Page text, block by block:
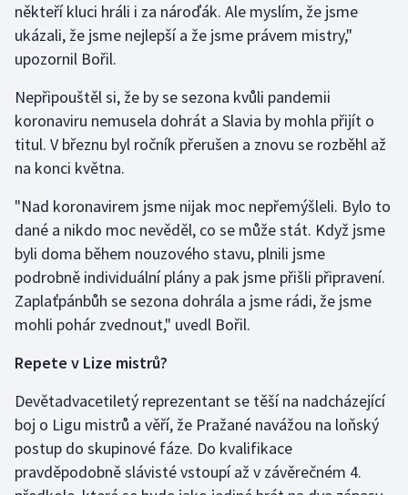
Moderní pětiboj
Olympijské hry
Parasport
Plavání
Plážový volejbal
Ragby
Rychlobruslení
Rychlostní kanoistika
Short track
Sportovní střelba
někteří kluci hráli i za nároďák. Ale myslím, že jsme
ukázali, že jsme nejlepší a že jsme právem mistry,"
upozornil Bořil.
Nepřipouštěl si, že by se sezona kvůli pandemii
koronaviru nemusela dohrát a Slavia by mohla přijít o
titul. V březnu byl ročník přerušen a znovu se rozběhl až
na konci května.
"Nad koronavirem jsme nijak moc nepřemýšleli. Bylo to
dané a nikdo moc nevěděl, co se může stát. Když jsme
byli doma během nouzového stavu, plnili jsme
podrobně individuální plány a pak jsme přišli připravení.
Zaplaťpánbůh se sezona dohrála a jsme rádi, že jsme
mohli pohár zvednout," uvedl Bořil.
Repete v Lize mistrů?
Devětadvacetiletý reprezentant se těší na nadcházející
boj o Ligu mistrů a věří, že Pražané navážou na loňský
postup do skupinové fáze. Do kvalifikace
pravděpodobně slávisté vstoupí až v závěrečném 4.